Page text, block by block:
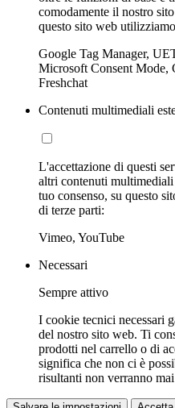
comodamente il nostro
questo sito web
Google Tag Manager,
Microsoft Consent Mode,
Freshchat
Contenuti multimediali
L'accettazione di questi
altri contenuti
tuo consenso, su questo
di terze parti:
Vimeo, YouTube
Necessari
Sempre attivo
I cookie tecnici necessari
del nostro sito web. Ti
prodotti nel carrello o di
significa che non ci è
risultanti non verranno